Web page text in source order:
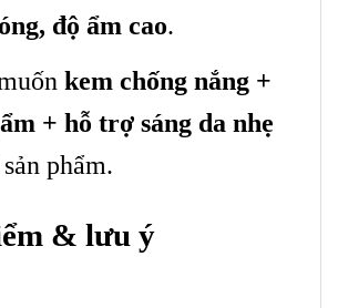
độ ẩm cao.
kem chống nắng +
+ hỗ trợ sáng da nhẹ
phẩm.
& lưu ý